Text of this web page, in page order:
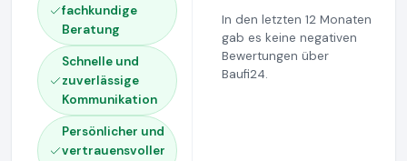
fachkundige
Beratung
Schnelle und
zuverlässige
Kommunikation
Persönlicher und
vertrauensvoller
In den letzten 12 Monaten
gab es keine negativen
Bewertungen über
Baufi24.